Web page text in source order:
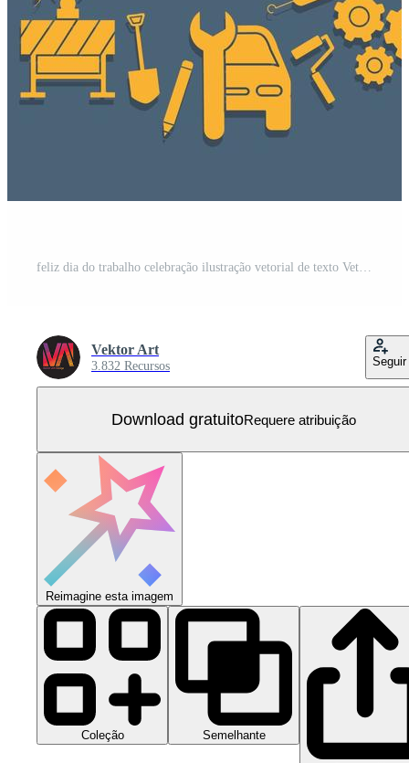
feliz dia do trabalho celebração ilustração vetorial de texto Vetor Grátis
Vektor Art
3.832 Recursos Seguir
Download gratuitoRequere atribuição
Reimagine esta imagem
Coleção Semelhante